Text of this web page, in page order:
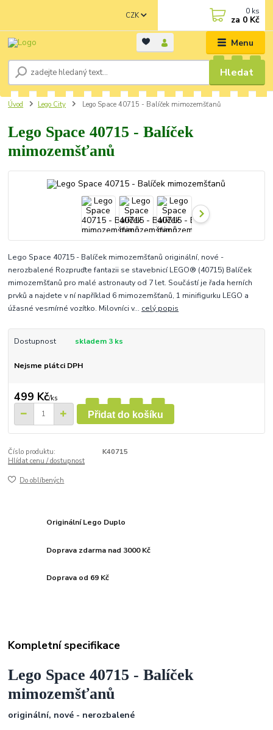
Menu
CZK
Hledat
0 ks
za 0 Kč
Úvod Lego City Lego Space 40715 - Balíček mimozemšťanů
Lego Space 40715 - Balíček
mimozemšťanů
Lego Space 40715 - Balíček mimozemšťanů originální, nové -
nerozbalené Rozpruďte fantazii se stavebnicí LEGO® (40715) Balíček
mimozemšťanů pro malé astronauty od 7 let. Součástí je řada herních
prvků a najdete v ní například 6 mimozemšťanů, 1 minifigurku LEGO a
úžasné vesmírné vozítko. Milovníci v... celý popis
Dostupnost skladem 3 ks
Nejsme plátci DPH
499 Kč/ks
Přidat do košíku
Číslo produktu:
K40715
Hlídat cenu / dostupnost
Do oblíbených
Originální Lego Duplo
Doprava zdarma nad 3000 Kč
Doprava od 69 Kč
Kompletní specifikace
Lego Space 40715 -Balíček
mimozemšťanů
originální, nové - nerozbalené